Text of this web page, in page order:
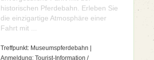
historischen Pferdebahn. Erleben Sie
die einzigartige Atmosphäre einer
Fahrt mit ...
Treffpunkt: Museumspferdebahn |
Anmeldung: Tourist-Information /